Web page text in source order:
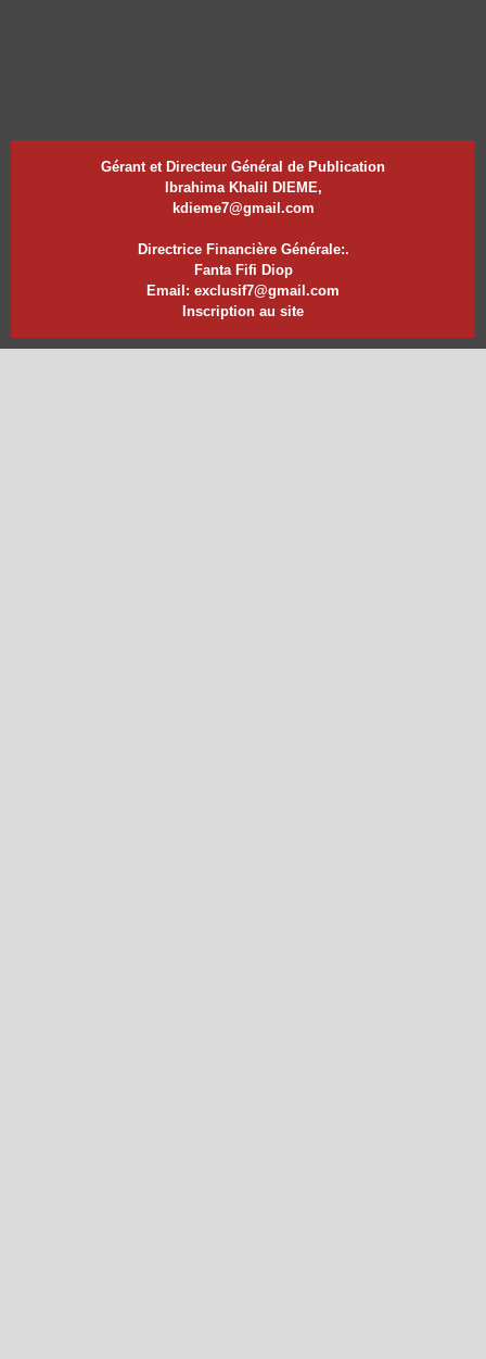
Gérant et Directeur Général de Publication
Ibrahima Khalil DIEME,
kdieme7@gmail.com
Directrice Financière Générale:.
Fanta Fifi Diop
Email: exclusif7@gmail.com
Inscription au site